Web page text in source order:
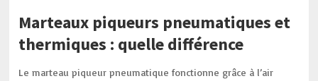
Marteaux piqueurs pneumatiques et
thermiques : quelle différence
Le marteau piqueur pneumatique fonctionne grâce à l’air